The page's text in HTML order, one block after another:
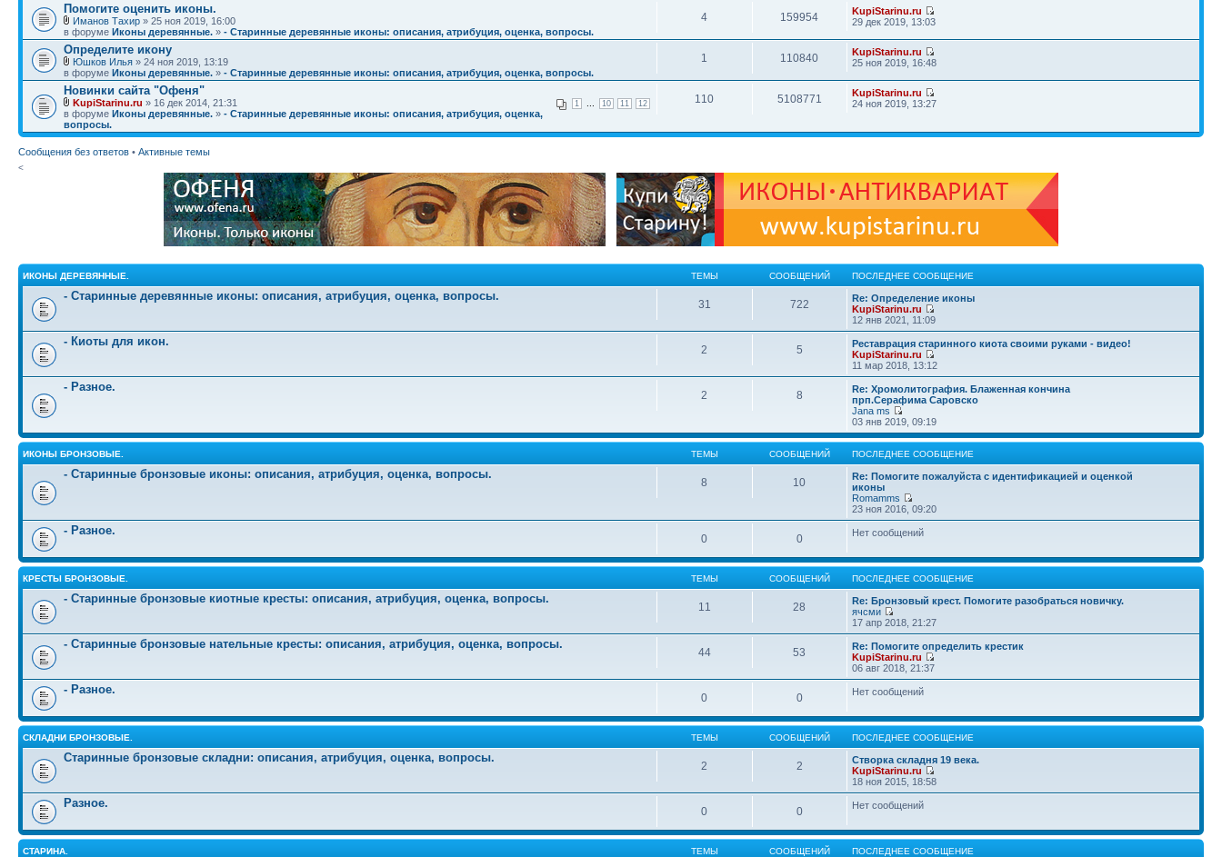
Помогите оценить иконы.
Иманов Тахир » 25 ноя 2019, 16:00
в форуме Иконы деревянные. » - Старинные деревянные иконы: описания, атрибуция, оценка, вопросы.
4 159954
KupiStarinu.ru
29 дек 2019, 13:03
Определите икону
Юшков Илья » 24 ноя 2019, 13:19
в форуме Иконы деревянные. » - Старинные деревянные иконы: описания, атрибуция, оценка, вопросы.
1 110840
KupiStarinu.ru
25 ноя 2019, 16:48
Новинки сайта "Офеня"
1 10 11 12
KupiStarinu.ru » 16 дек 2014, 21:31
в форуме Иконы деревянные. » - Старинные деревянные иконы: описания, атрибуция, оценка,
вопросы.
110 5108771
KupiStarinu.ru
24 ноя 2019, 13:27
Сообщения без ответов • Активные темы
<
ИКОНЫ ДЕРЕВЯННЫЕ. ТЕМЫ СООБЩЕНИЙ ПОСЛЕДНЕЕ СООБЩЕНИЕ
- Старинные деревянные иконы: описания, атрибуция, оценка, вопросы.
31 722
Re: Определение иконы
KupiStarinu.ru
12 янв 2021, 11:09
- Киоты для икон.
2 5
Реставрация старинного киота своими руками - видео!
KupiStarinu.ru
11 мар 2018, 13:12
- Разное.
2 8
Re: Хромолитография. Блаженная кончина
прп.Серафима Саровско
Jana ms
03 янв 2019, 09:19
ИКОНЫ БРОНЗОВЫЕ. ТЕМЫ СООБЩЕНИЙ ПОСЛЕДНЕЕ СООБЩЕНИЕ
- Старинные бронзовые иконы: описания, атрибуция, оценка, вопросы.
8 10
Re: Помогите пожалуйста с идентификацией и оценкой
иконы
Romamms
23 ноя 2016, 09:20
- Разное.
0 0 Нет сообщений
КРЕСТЫ БРОНЗОВЫЕ. ТЕМЫ СООБЩЕНИЙ ПОСЛЕДНЕЕ СООБЩЕНИЕ
- Старинные бронзовые киотные кресты: описания, атрибуция, оценка, вопросы.
11 28
Re: Бронзовый крест. Помогите разобраться новичку.
ячсми
17 апр 2018, 21:27
- Старинные бронзовые нательные кресты: описания, атрибуция, оценка, вопросы.
44 53
Re: Помогите определить крестик
KupiStarinu.ru
06 авг 2018, 21:37
- Разное.
0 0 Нет сообщений
СКЛАДНИ БРОНЗОВЫЕ. ТЕМЫ СООБЩЕНИЙ ПОСЛЕДНЕЕ СООБЩЕНИЕ
Старинные бронзовые складни: описания, атрибуция, оценка, вопросы.
2 2
Створка складня 19 века.
KupiStarinu.ru
18 ноя 2015, 18:58
Разное.
0 0 Нет сообщений
СТАРИНА. ТЕМЫ СООБЩЕНИЙ ПОСЛЕДНЕЕ СООБЩЕНИЕ